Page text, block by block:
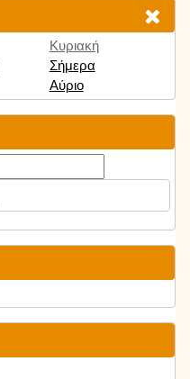
Κυριακή
Σήμερα
Αύριο